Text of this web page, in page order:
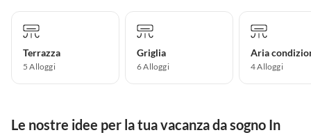
Terrazza
5 Alloggi
Griglia
6 Alloggi
Aria
4 Alloggi
Le nostre idee per la tua vacanza da sogno In